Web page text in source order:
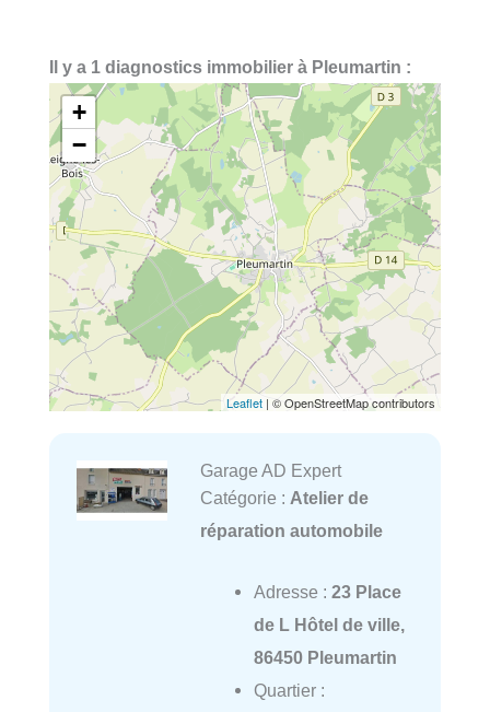
Il y a 1 diagnostics immobilier à Pleumartin :
+
−
Leaflet | © OpenStreetMap contributors
Garage AD Expert
Catégorie : Atelier de
réparation automobile
Adresse : 23 Place
de L Hôtel de ville,
86450 Pleumartin
Quartier :